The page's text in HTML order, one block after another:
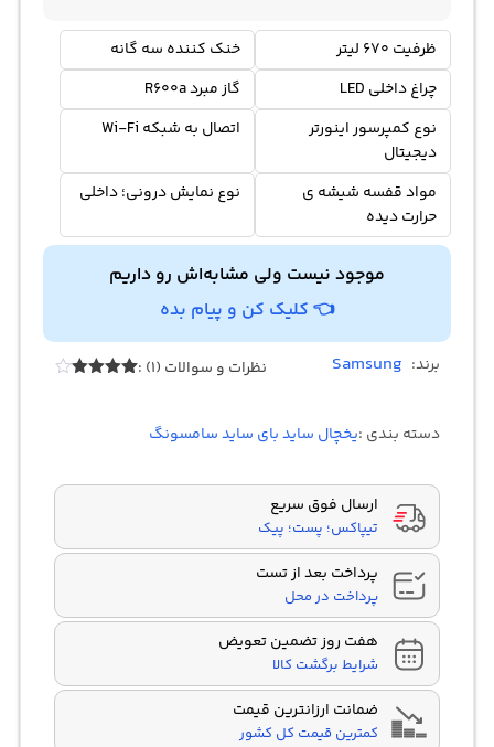
ظرفیت 670 لیتر
خنک کننده سه گانه
چراغ داخلی LED
گاز مبرد R600a
نوع کمپرسور اینورتر
دیجیتال
اتصال به شبکه Wi-Fi
مواد قفسه شیشه ی
حرارت دیده
نوع نمایش درونی؛ داخلی
موجود نیست ولی مشابه‌اش رو داریم
👈 کلیک کن و پیام بده
برند: Samsung نظرات و سوالات (1) :
rating
دسته بندی :یخچال ساید بای ساید سامسونگ
ارسال فوق سریع
تیپاکس؛ پست؛ پیک
پرداخت بعد از تست
پرداخت در محل
هفت روز تضمین تعویض
شرایط برگشت کالا
ضمانت ارزانترین قیمت
کمترین قیمت کل کشور